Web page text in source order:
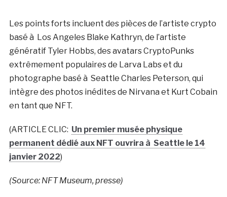
Les points forts incluent des pièces de l’artiste crypto
basé à Los Angeles Blake Kathryn, de l’artiste
génératif Tyler Hobbs, des avatars CryptoPunks
extrêmement populaires de Larva Labs et du
photographe basé à Seattle Charles Peterson, qui
intègre des photos inédites de Nirvana et Kurt Cobain
en tant que NFT.
(ARTICLE CLIC: Un premier musée physique
permanent dédié aux NFT ouvrira à Seattle le 14
janvier 2022)
(Source: NFT Museum, presse)